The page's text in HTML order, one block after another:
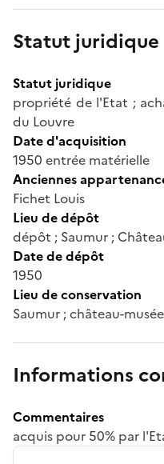
Statut juridique
Statut juridique
propriété de l'Etat ;
du Louvre
Date d'acquisition
1950 entrée matérielle
Anciennes
Fichet Louis
Lieu de dépôt
dépôt ; Saumur ;
Date de dépôt
1950
Lieu de conservation
Saumur ; château-
Informations
Commentaires
acquis pour 50% par